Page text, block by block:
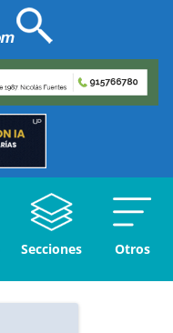
Secciones Otros